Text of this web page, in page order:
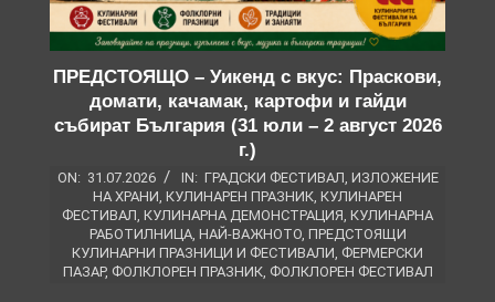
ПРЕДСТОЯЩО – Уикенд с вкус: Праскови,
домати, качамак, картофи и гайди
събират България (31 юли – 2 август 2026
г.)
ON: 31.07.2026 IN: ГРАДСКИ ФЕСТИВАЛ, ИЗЛОЖЕНИЕ
НА ХРАНИ, КУЛИНАРЕН ПРАЗНИК, КУЛИНАРЕН
ФЕСТИВАЛ, КУЛИНАРНА ДЕМОНСТРАЦИЯ, КУЛИНАРНА
РАБОТИЛНИЦА, НАЙ-ВАЖНОТО, ПРЕДСТОЯЩИ
КУЛИНАРНИ ПРАЗНИЦИ И ФЕСТИВАЛИ, ФЕРМЕРСКИ
ПАЗАР, ФОЛКЛОРЕН ПРАЗНИК, ФОЛКЛОРЕН ФЕСТИВАЛ